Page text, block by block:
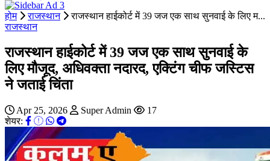
होम राजस्थान
राजस्थान हाईकोर्ट में 39 जज एक साथ सुनवाई के लिए म...
राजस्थान
राजस्थान हाईकोर्ट में 39 जज एक साथ सुनवाई के
लिए मौजूद, अधिवक्ता नदारद, एक्टिंग चीफ जस्टिस
ने जताई चिंता
Apr 25, 2026 Super Admin
17
शेयर: